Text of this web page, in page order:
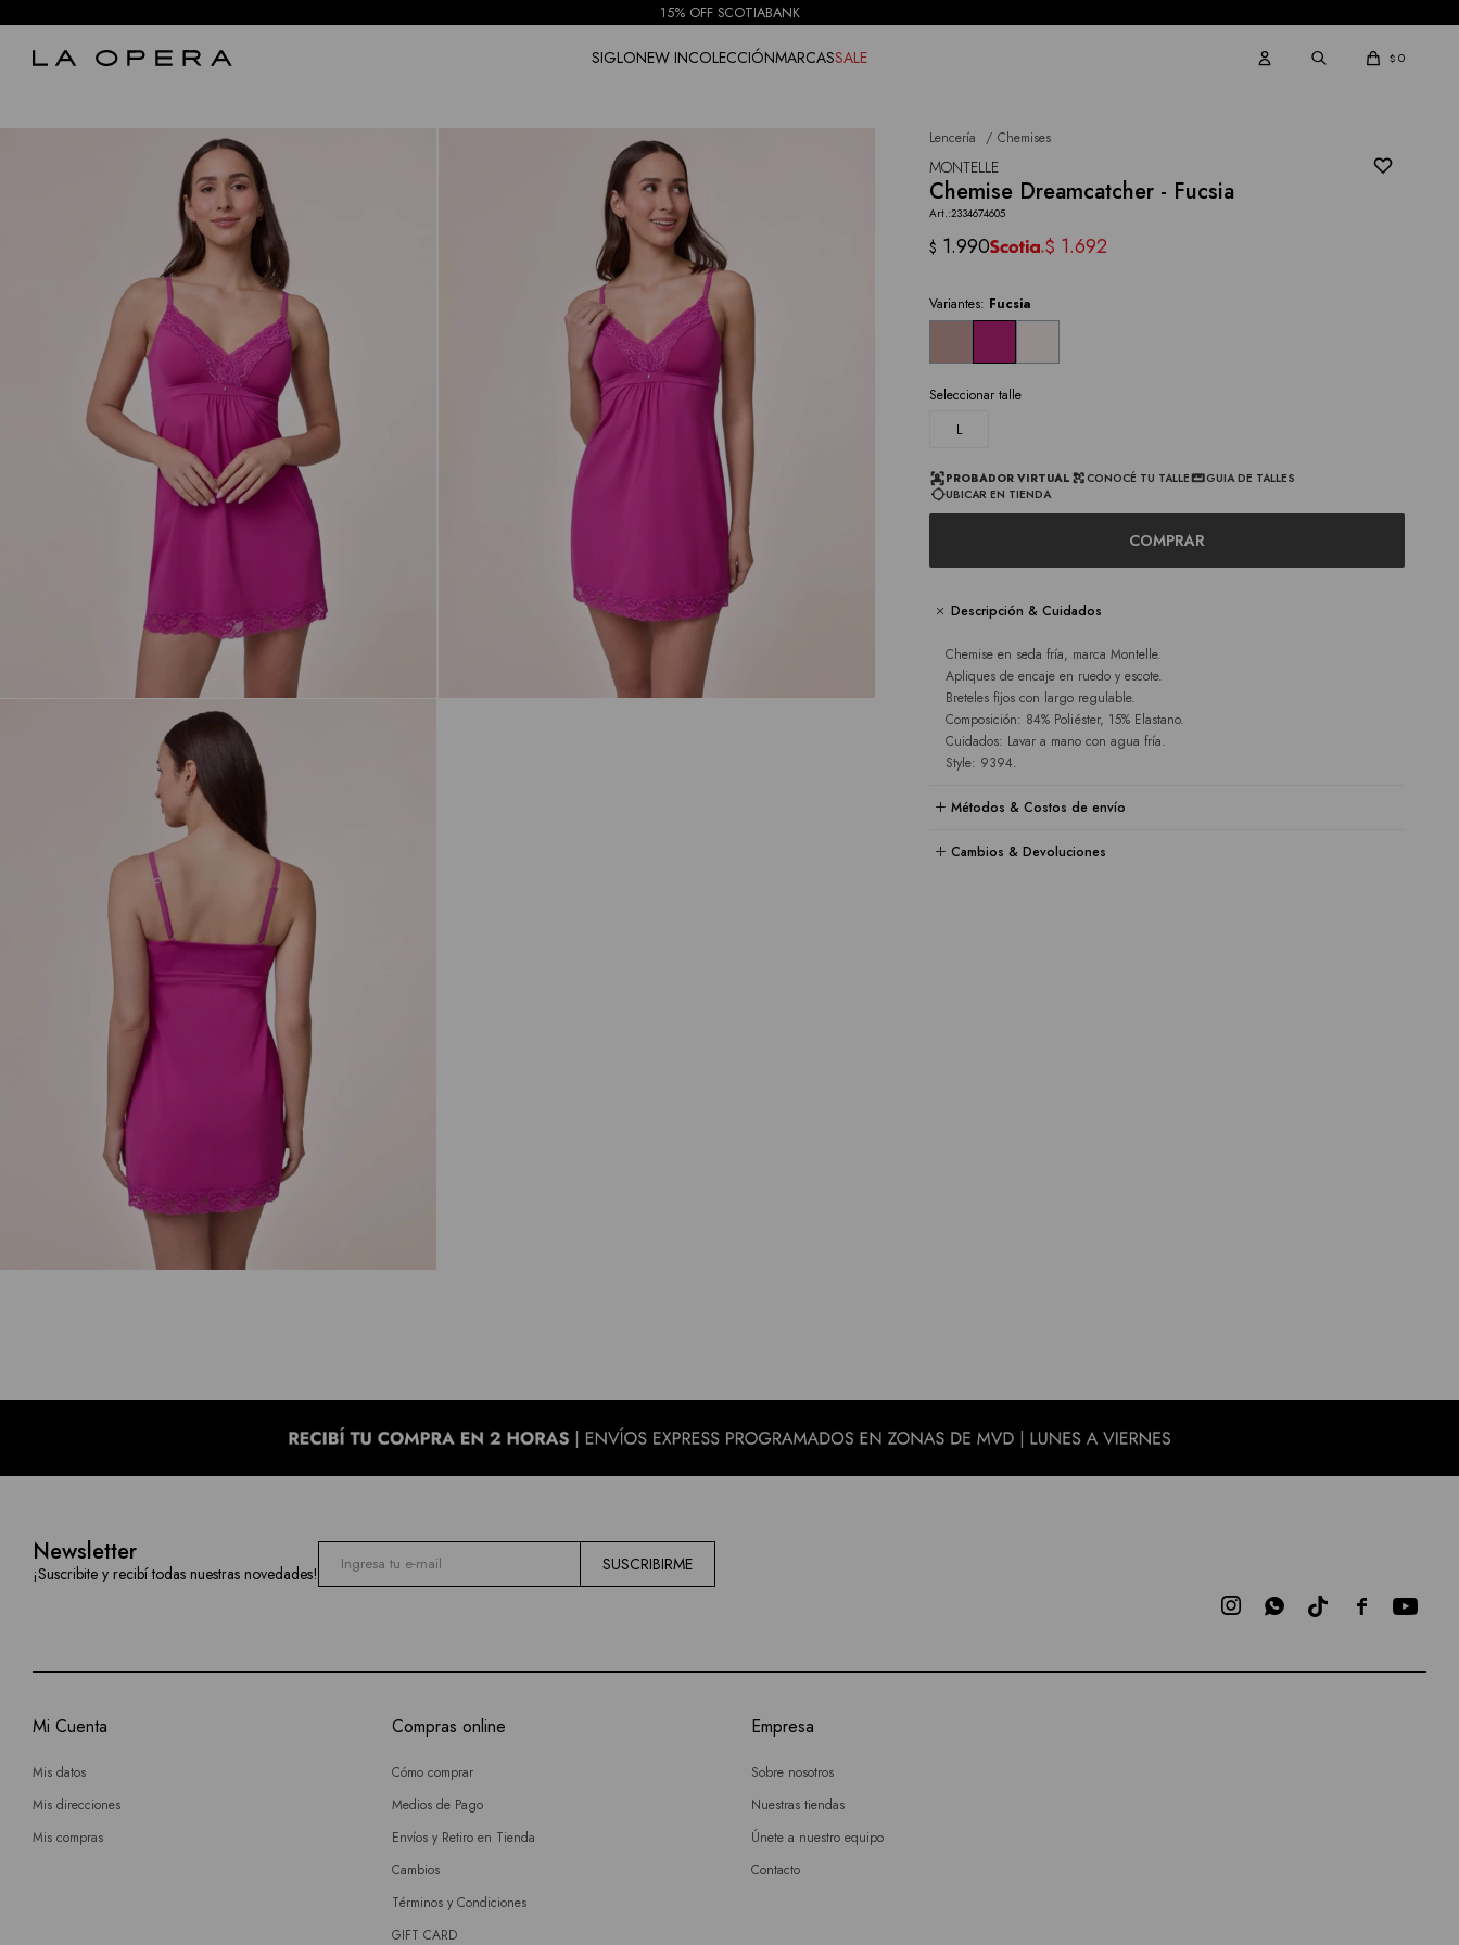
15% OFF SCOTIABANK
SIGLONEW INCOLECCIÓNMARCASSALE $ 0
Lencería Chemises
MONTELLE
Chemise Dreamcatcher - Fucsia
2334674605
$ 1.990 $ 1.692
Variantes: Fucsia
Seleccionar talle
L
PROBADOR VIRTUAL CONOCÉ TU TALLE
GUIA DE TALLES
UBICAR EN TIENDA
COMPRAR
Descripción & Cuidados
Chemise en seda fría, marca Montelle.
Apliques de encaje en ruedo y escote.
Breteles fijos con largo regulable.
Composición: 84% Poliéster, 15% Elastano.
Cuidados: Lavar a mano con agua fría.
Style: 9394.
Métodos & Costos de envío
Cambios & Devoluciones
NOTIFICARME
Newsletter
¡Suscribite y recibí todas nuestras novedades! SUSCRIBIRME

 
Mi Cuenta
Mis datos
Mis direcciones
Mis compras
Compras online
Cómo comprar
Medios de Pago
Envíos y Retiro en Tienda
Cambios
Términos y Condiciones
GIFT CARD
Empresa
Sobre nosotros
Nuestras tiendas
Únete a nuestro equipo
Contacto